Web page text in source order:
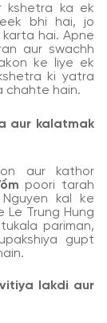
kshetra ka ek
bhi hai, jo
hai. Apne
aur swachh
ke liye ek
ki yatra
chahte hain.
aur kalatmak
aur kathor
poori tarah
kal ke
Le Trung Hung
pariman,
gupt
lakdi aur